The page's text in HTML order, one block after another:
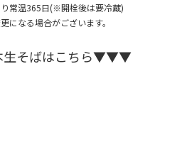
常温365日(※開栓後は要冷蔵)
になる場合がございます。
そばはこちら▼▼▼